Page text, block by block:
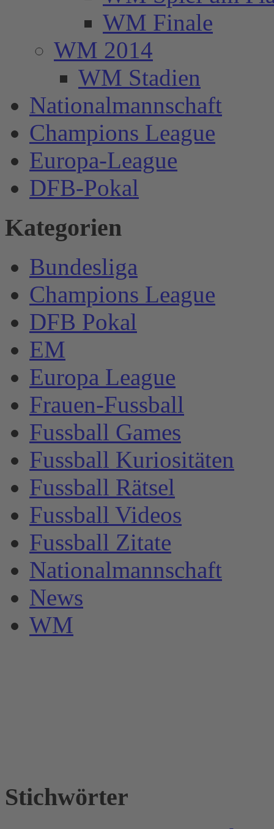
WM Finale
WM 2014
WM Stadien
Nationalmannschaft
Champions League
Europa-League
DFB-Pokal
Kategorien
Bundesliga
Champions League
DFB Pokal
EM
Europa League
Frauen-Fussball
Fussball Games
Fussball Kuriositäten
Fussball Rätsel
Fussball Videos
Fussball Zitate
Nationalmannschaft
News
WM
Stichwörter